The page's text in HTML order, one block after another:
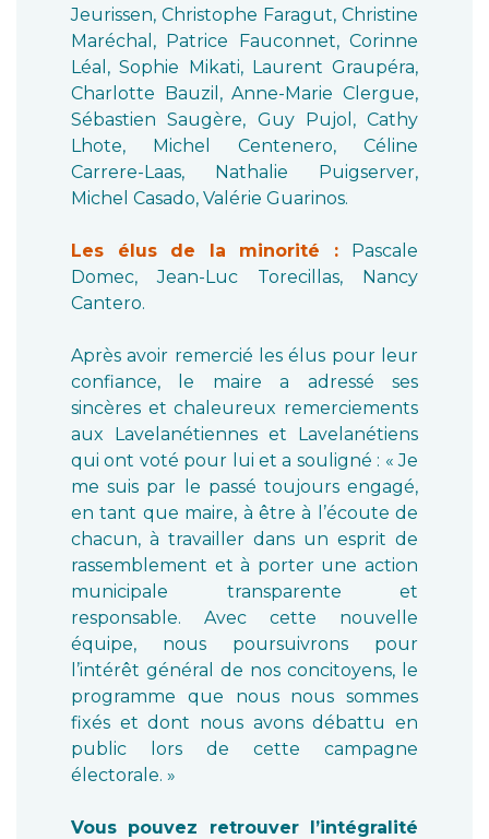
Jeurissen, Christophe Faragut, Christine
Maréchal, Patrice Fauconnet, Corinne
Léal, Sophie Mikati, Laurent Graupéra,
Charlotte Bauzil, Anne-Marie Clergue,
Sébastien Saugère, Guy Pujol, Cathy
Lhote, Michel Centenero, Céline
Carrere-Laas, Nathalie Puigserver,
Michel Casado, Valérie Guarinos.
Les élus de la minorité : Pascale
Domec, Jean-Luc Torecillas, Nancy
Cantero.
Après avoir remercié les élus pour leur
confiance, le maire a adressé ses
sincères et chaleureux remerciements
aux Lavelanétiennes et Lavelanétiens
qui ont voté pour lui et a souligné : « Je
me suis par le passé toujours engagé,
en tant que maire, à être à l’écoute de
chacun, à travailler dans un esprit de
rassemblement et à porter une action
municipale transparente et
responsable. Avec cette nouvelle
équipe, nous poursuivrons pour
l’intérêt général de nos concitoyens, le
programme que nous nous sommes
fixés et dont nous avons débattu en
public lors de cette campagne
électorale. »
Vous pouvez retrouver l’intégralité